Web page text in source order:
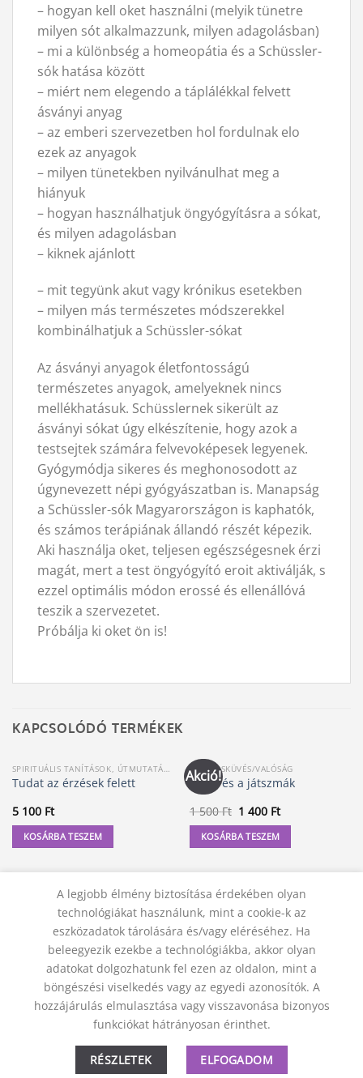
– hogyan kell oket használni (melyik tünetre
milyen sót alkalmazzunk, milyen adagolásban)
– mi a különbség a homeopátia és a Schüssler-
sók hatása között
– miért nem elegendo a táplálékkal felvett
ásványi anyag
– az emberi szervezetben hol fordulnak elo
ezek az anyagok
– milyen tünetekben nyilvánulhat meg a
hiányuk
– hogyan használhatjuk öngyógyításra a sókat,
és milyen adagolásban
– kiknek ajánlott
– mit tegyünk akut vagy krónikus esetekben
– milyen más természetes módszerekkel
kombinálhatjuk a Schüssler-sókat
Az ásványi anyagok életfontosságú
természetes anyagok, amelyeknek nincs
mellékhatásuk. Schüsslernek sikerült az
ásványi sókat úgy elkészítenie, hogy azok a
testsejtek számára felvevoképesek legyenek.
Gyógymódja sikeres és meghonosodott az
úgynevezett népi gyógyászatban is. Manapság
a Schüssler-sók Magyarországon is kaphatók,
és számos terápiának állandó részét képezik.
Aki használja oket, teljesen egészségesnek érzi
magát, mert a test öngyógyító eroit aktiválják, s
ezzel optimális módon erossé és ellenállóvá
teszik a szervezetet.
Próbálja ki oket ön is!
KAPCSOLÓDÓ TERMÉKEK
Tudat az érzések felett
5 100 Ft
KOSÁRBA TESZEM
Akció!
ÖSSZEESKÜVÉS/VALÓSÁG
Amer és a játszmák
1 500Ft Original
price
was:
1
500 Ft.
1 400 FtCurrent
price
is:
1
400 Ft.
KOSÁRBA TESZEM
KAPCSOLAT ADATVÉDELMI NYILATKOZAT
JOGI NYILATKOZAT
SZÁLLÍTÁSI FELTÉTELEK
© 2012 - 2026 Trigon 9000 Kft.
A legjobb élmény biztosítása érdekében olyan
technológiákat használunk, mint a cookie-k az
eszközadatok tárolására és/vagy eléréséhez. Ha
beleegyezik ezekbe a technológiákba, akkor olyan
adatokat dolgozhatunk fel ezen az oldalon, mint a
böngészési viselkedés vagy az egyedi azonosítók. A
hozzájárulás elmulasztása vagy visszavonása bizonyos
funkciókat hátrányosan érinthet.
RÉSZLETEK ELFOGADOM